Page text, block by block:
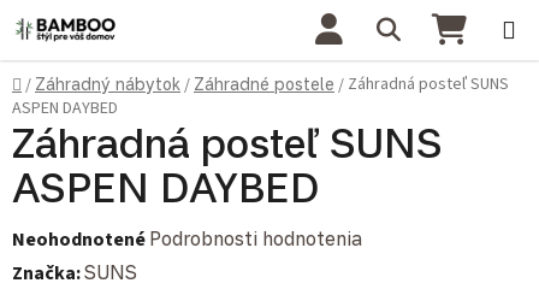
Prejsť na obsah Hľadať
Domov
/ Záhradný nábytok / Záhradné postele / Záhradná posteľ SUNS
ASPEN DAYBED
Záhradná posteľ SUNS
ASPEN DAYBED
Priemerné hodnotenie produktu je 0,0 z 5 hviezdičiek.
Neohodnotené Podrobnosti hodnotenia
Značka:SUNS